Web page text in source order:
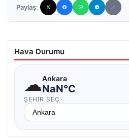
Paylaş:
Hava Durumu
☁Ankara
NaN°C
ŞEHIR SEÇ